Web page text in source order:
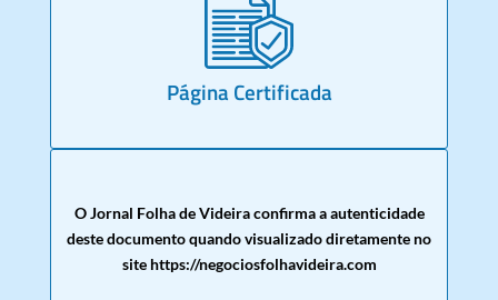
Página Certificada
O Jornal Folha de Videira confirma a autenticidade
deste documento quando visualizado diretamente no
site https://negociosfolhavideira.com